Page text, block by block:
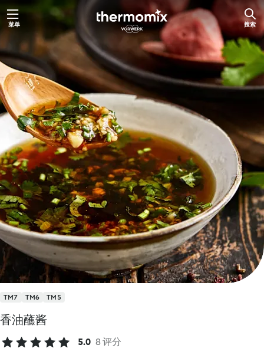
跳
至
容
菜单 搜索
TM7 TM6 TM5
香油蘸酱
5.0 8 评分